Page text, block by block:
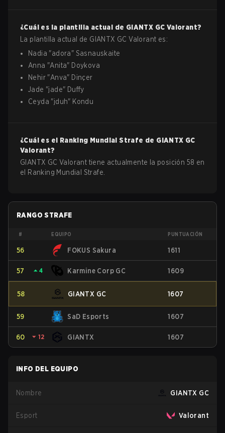
¿Cuál es la plantilla actual de GIANTX GC Valorant?
La plantilla actual de GIANTX GC Valorant es:
Nadia "adora" Sasnauskaite
Anna "Anita" Doykova
Nehir "Anva" Dinçer
Jade "jade" Duffy
Ceyda "jduh" Kondu
¿Cuál es el Ranking Mundial Strafe de GIANTX GC
Valorant?
GIANTX GC Valorant tiene actualmente la posición 58 en
el Ranking Mundial Strafe.
RANGO STRAFE
# EQUIPO PUNTUACIÓN
56 FOKUS Sakura 1611
57 ⏶ 4 Karmine Corp GC 1609
58 GIANTX GC 1607
59 SaD Esports 1607
60 ⏷ 12 GIANTX 1607
INFO DEL EQUIPO
Nombre GIANTX GC
Esport Valorant